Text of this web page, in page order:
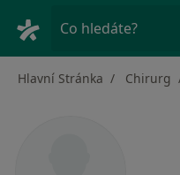
Co hledáte?
Hlavní Stránka Chirurg